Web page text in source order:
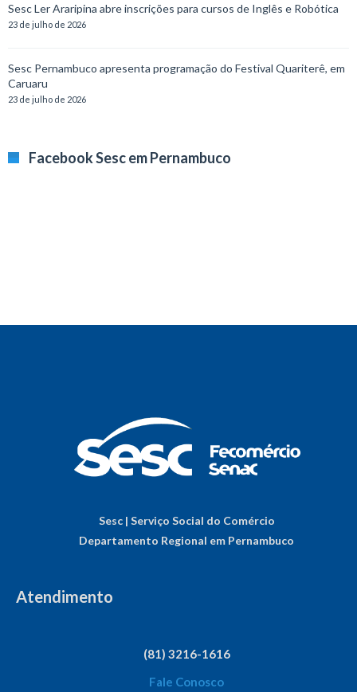
Sesc Ler Araripina abre inscrições para cursos de Inglês e Robótica
23 de julho de 2026
Sesc Pernambuco apresenta programação do Festival Quariterê, em
Caruaru
23 de julho de 2026
Facebook Sesc em Pernambuco
Sesc | Serviço Social do Comércio
Departamento Regional em Pernambuco
Atendimento
(81) 3216-1616
Fale Conosco